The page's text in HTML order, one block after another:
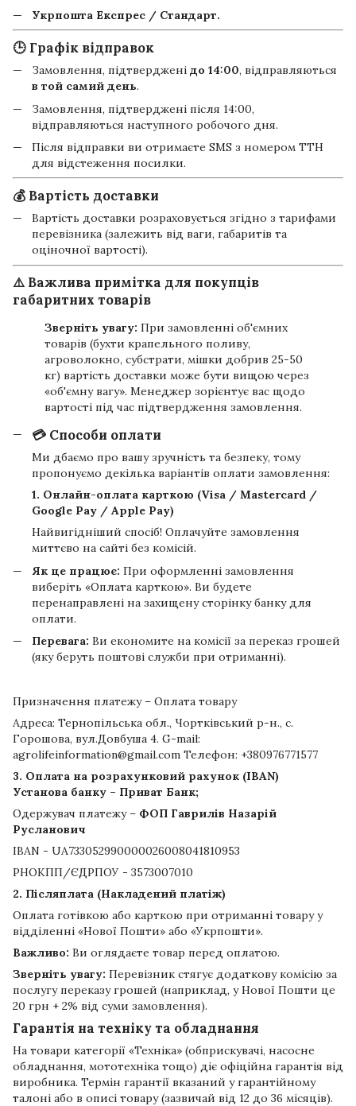
Укрпошта Експрес / Стандарт.
🕒 Графік відправок
Замовлення, підтверджені до 14:00, відправляються
в той самий день.
Замовлення, підтверджені після 14:00,
відправляються наступного робочого дня.
Після відправки ви отримаєте SMS з номером ТТН
для відстеження посилки.
💰 Вартість доставки
Вартість доставки розраховується згідно з тарифами
перевізника (залежить від ваги, габаритів та
оціночної вартості).
⚠️ Важлива примітка для покупців
габаритних товарів
Зверніть увагу: При замовленні об'ємних
товарів (бухти крапельного поливу,
агроволокно, субстрати, мішки добрив 25-50
кг) вартість доставки може бути вищою через
«об'ємну вагу». Менеджер зорієнтує вас щодо
вартості під час підтвердження замовлення.
💳 Способи оплати
Ми дбаємо про вашу зручність та безпеку, тому
пропонуємо декілька варіантів оплати замовлення:
1. Онлайн-оплата карткою (Visa / Mastercard /
Google Pay / Apple Pay)
Найвигідніший спосіб! Оплачуйте замовлення
миттєво на сайті без комісій.
Як це працює: При оформленні замовлення
виберіть «Оплата карткою». Ви будете
перенаправлені на захищену сторінку банку для
оплати.
Перевага: Ви економите на комісії за переказ грошей
(яку беруть поштові служби при отриманні).
Призначення платежу – Оплата товару
Адреса: Тернопільська обл., Чортківський р-н., с.
Горошова, вул.Довбуша 4. G-mail:
agrolifeinformation@gmail.com Телефон: +380976771577
3. Оплата на розрахунковий рахунок (IBAN)
Установа банку – Приват Банк;
Одержувач платежу – ФОП Гаврилів Назарій
Русланович
IBAN - UA733052990000026008041810953
РНОКПП/ЄДРПОУ - 3573007010
2. Післяплата (Накладений платіж)
Оплата готівкою або карткою при отриманні товару у
відділенні «Нової Пошти» або «Укрпошти».
Важливо: Ви оглядаєте товар перед оплатою.
Зверніть увагу: Перевізник стягує додаткову комісію за
послугу переказу грошей (наприклад, у Нової Пошти це
20 грн + 2% від суми замовлення).
Гарантія на техніку та обладнання
На товари категорії «Техніка» (обприскувачі, насосне
обладнання, мототехніка тощо) діє офіційна гарантія від
виробника. Термін гарантії вказаний у гарантійному
талоні або в описі товару (зазвичай від 12 до 36 місяців).